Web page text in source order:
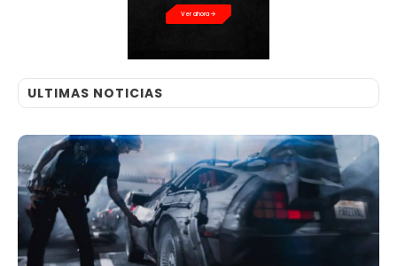
Ver ahora
ULTIMAS NOTICIAS